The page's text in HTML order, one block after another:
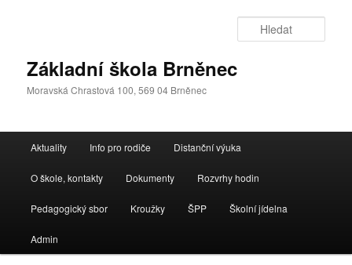
Základní škola Brněnec
Moravská Chrastová 100, 569 04 Brněnec
navigační
Aktuality Info pro rodiče Distanční výuka
O škole, kontakty Dokumenty Rozvrhy hodin
Pedagogický sbor Kroužky ŠPP Školní jídelna
Admin